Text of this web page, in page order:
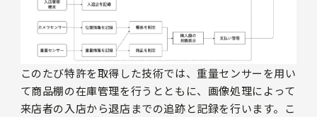
このたび特許を取得した技術では、重量センサーを用い
て商品棚の在庫管理を行うとともに、画像処理によって
来店者の入店から退店までの追跡と記録を行います。こ